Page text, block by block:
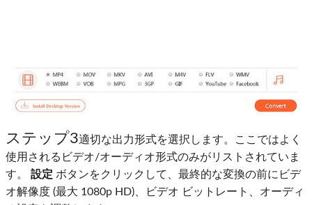
ステップ3適切な出力形式を選択します。ここではよく
使用されるビデオ/オーディオ形式のみがリストされていま
す。 設定 ボタンをクリックして、最終的な変換の前にビデ
オ解像度 (最大 1080p HD)、ビデオ ビットレート、オーディ